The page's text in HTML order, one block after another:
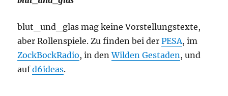
blut_und_glas mag keine Vorstellungstexte,
aber Rollenspiele. Zu finden bei derPESA, im
ZockBockRadio, in denWilden Gestaden, und
aufd6ideas.